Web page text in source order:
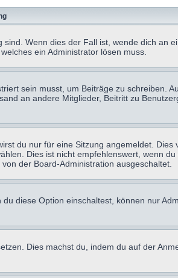
Wenn dies der Fall ist, wende dich an
ein Administrator lösen muss.
sein musst, um Beiträge zu schreiben.
an andere Mitglieder, Beitritt zu
du nur für eine Sitzung angemeldet.
Dies ist nicht empfehlenswert, wenn
der Board-Administration ausgeschaltet.
diese Option einschaltest, können nur
Dies machst du, indem du auf der